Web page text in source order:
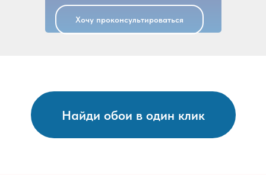
Хочу проконсультироваться
Найди обои в один клик